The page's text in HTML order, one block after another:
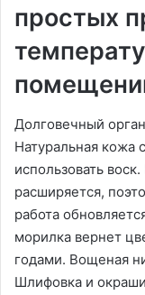
простых
Долговечный
Натуральная кожа
использовать
расширяется,
работа
морилка вернет
годами. Вощеная
Шлифовка и